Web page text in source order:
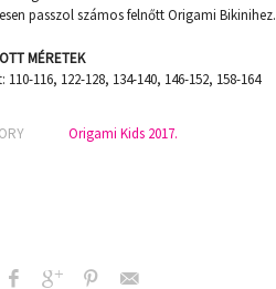
passzol számos felnőtt Origami Bikinihez.
MÉRETEK
110-116, 122-128, 134-140, 146-152, 158-164
Origami Kids 2017.